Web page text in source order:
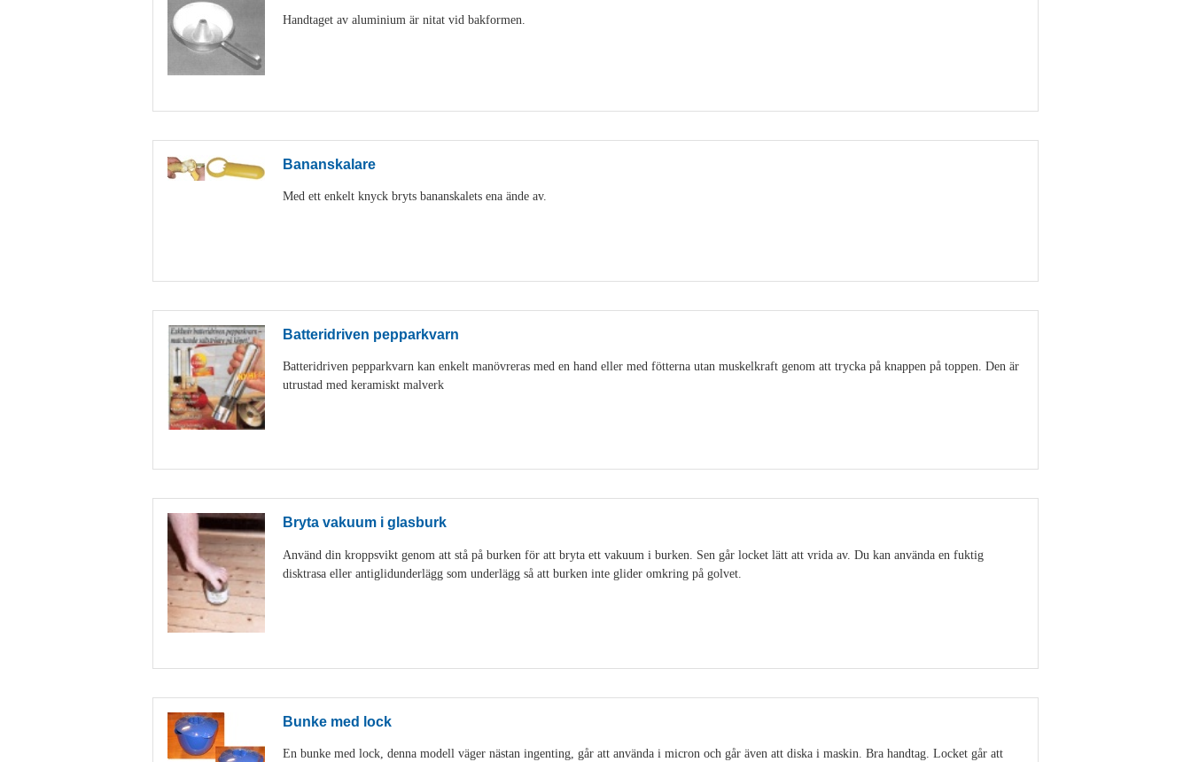
Handtaget av aluminium är nitat vid bakformen.
Bananskalare
Med ett enkelt knyck bryts bananskalets ena ände av.
Batteridriven pepparkvarn
Batteridriven pepparkvarn kan enkelt manövreras med en hand eller med fötterna utan muskelkraft genom att trycka på knappen på toppen. Den är
utrustad med keramiskt malverk
Bryta vakuum i glasburk
Använd din kroppsvikt genom att stå på burken för att bryta ett vakuum i burken. Sen går locket lätt att vrida av. Du kan använda en fuktig
disktrasa eller antiglidunderlägg som underlägg så att burken inte glider omkring på golvet.
Bunke med lock
En bunke med lock, denna modell väger nästan ingenting, går att använda i micron och går även att diska i maskin. Bra handtag. Locket går att